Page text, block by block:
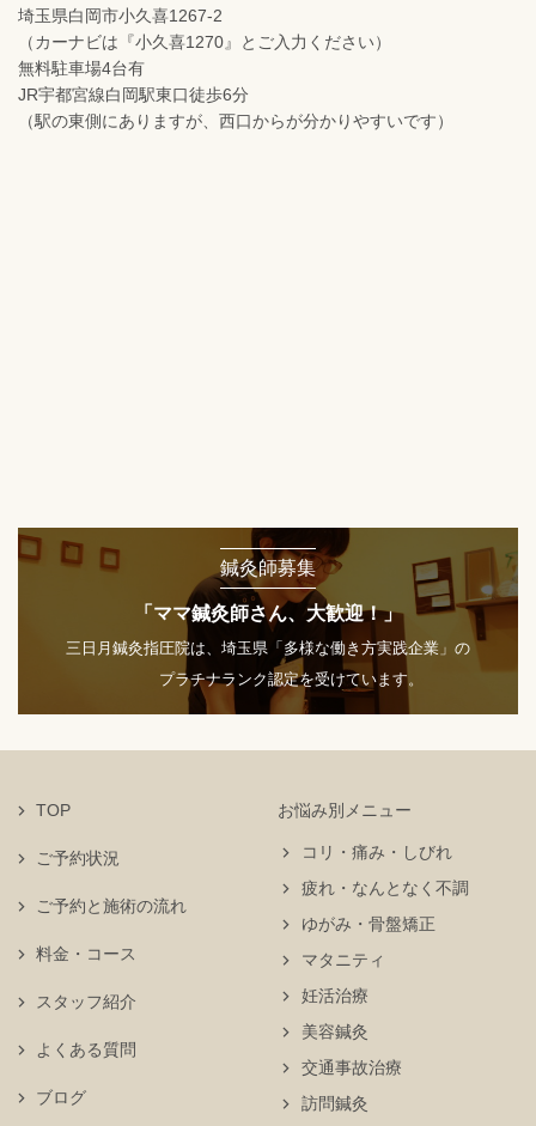
埼玉県白岡市小久喜1267-2
（カーナビは『小久喜1270』とご入力ください）
無料駐車場4台有
JR宇都宮線白岡駅東口徒歩6分
（駅の東側にありますが、西口からが分かりやすいです）
鍼灸師募集
「ママ鍼灸師さん、大歓迎！」
三日月鍼灸指圧院は、埼玉県「多様な働き方実践企業」の
プラチナランク認定を受けています。
TOP
ご予約状況
お悩み別メニュー
コリ・痛み・しびれ
疲れ・なんとなく不調
ゆがみ・骨盤矯正
マタニティ
妊活治療
美容鍼灸
交通事故治療
訪問鍼灸
ご予約と施術の流れ
料金・コース
スタッフ紹介
よくある質問
ブログ